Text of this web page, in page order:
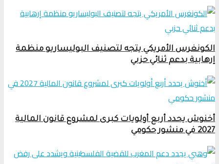
الكونغرس الأمريكي يتجه لتصنيف البوليساريو منظمة
إرهابية بدعم ثنائي حزبي
أخنوش يحدد أربع أولويات كبرى لمشروع قانون المالية
2027 في منشور حكومي